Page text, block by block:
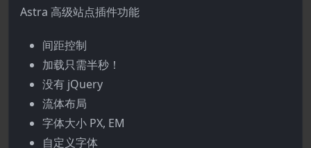
Astra 高级站点插件功能
间距控制
加载只需半秒！
没有 jQuery
流体布局
字体大小 PX, EM
自定义字体